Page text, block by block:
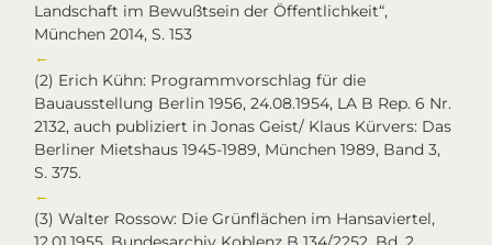
Landschaft im Bewußtsein der Öffentlichkeit“,
München 2014, S. 153
←
(2) Erich Kühn: Programmvorschlag für die
Bauausstellung Berlin 1956, 24.08.1954, LA B Rep. 6 Nr.
2132, auch publiziert in Jonas Geist/ Klaus Kürvers: Das
Berliner Mietshaus 1945-1989, München 1989, Band 3,
S. 375.
←
(3)Walter Rossow: Die Grünflächen im Hansaviertel,